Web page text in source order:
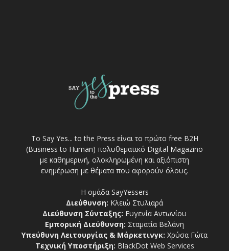
Το Say Yes... to the Press είναι το πρώτο free Β2Η
(Business to Human) πολυθεματικό Digital Magazino
με καθημερινή, ολοκληρωμένη και αξιόπιστη
ενημέρωση με θέματα που αφορούν όλους.
Η ομάδα SayYessers
Διεύθυνση: Κλειώ Στυλιαρά
Διεύθυνση Σύνταξης: Ευγενία Αντωνίου
Εμπορική Διεύθυνση: Σταματία Βελάνη
Υπεύθυνη Λειτουργίας & Μάρκετινγκ: Χρύσα Γώτα
Τεχνική Υποστήριξη: BlackDot Web Services